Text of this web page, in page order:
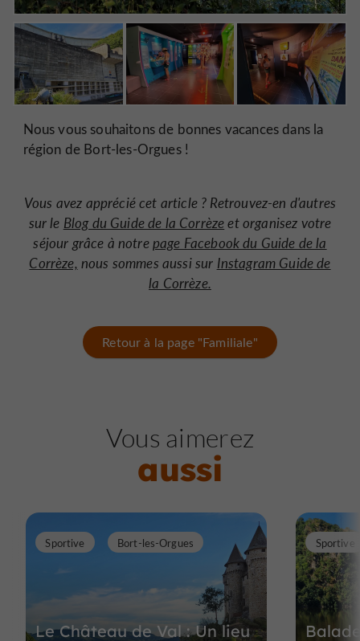
Nous vous souhaitons de bonnes vacances dans la
région de Bort-les-Orgues !
Vous avez apprécié cet article ? Retrouvez-en d'autres
sur le Blog du Guide de la Corrèzeet organisez votre
séjour grâce à notrepage Facebook du Guide de la
Corrèze, nous sommes aussi sur Instagram Guide de
la Corrèze.
Retour à la page "Familiale"
Vous aimerez
aussi
Le Château de Val : Un lieu
Sportive Bort-les-Orgues Sportive